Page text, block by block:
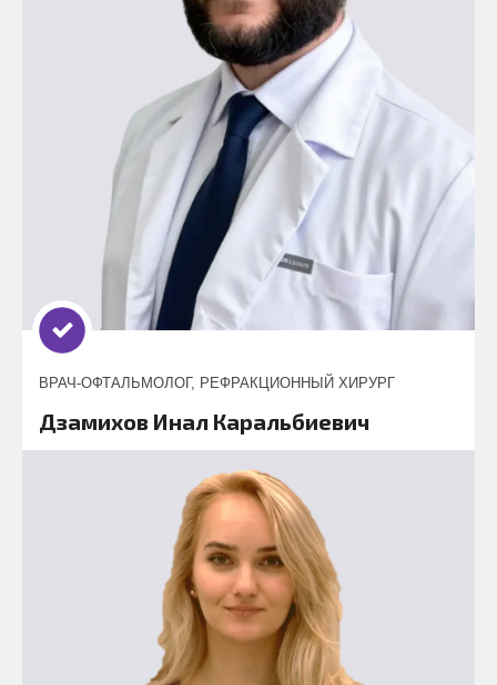
ВРАЧ-ОФТАЛЬМОЛОГ, РЕФРАКЦИОННЫЙ ХИРУРГ
Дзамихов Инал Каральбиевич